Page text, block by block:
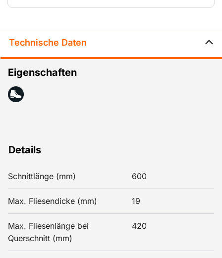
Technische Daten
Details
Schnittlänge (mm) 600
Max. Fliesendicke (mm) 19
Max. Fliesenlänge bei
Querschnitt (mm)
420
Eigenschaften